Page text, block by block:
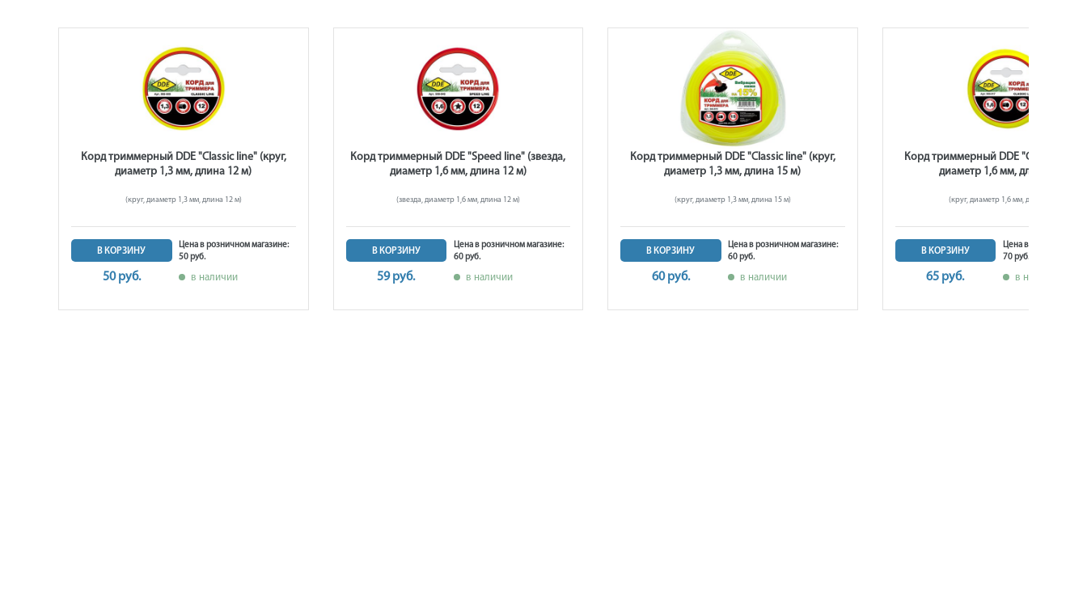
Корд триммерный DDE "Classic line" (круг,
диаметр 1,3 мм, длина 12 м)
(круг, диаметр 1,3 мм, длина 12 м)
В КОРЗИНУ
50 руб.
Цена в розничном магазине:
50 руб.
в наличии
Корд триммерный DDE "Speed line" (звезда,
диаметр 1,6 мм, длина 12 м)
(звезда, диаметр 1,6 мм, длина 12 м)
В КОРЗИНУ
59 руб.
Цена в розничном магазине:
60 руб.
в наличии
Корд триммерный DDE "Classic line" (круг,
диаметр 1,3 мм, длина 15 м)
(круг, диаметр 1,3 мм, длина 15 м)
В КОРЗИНУ
60 руб.
Цена в розничном магазине:
60 руб.
в наличии
Корд триммерный DDE "Classic line"
диаметр 1,6 мм, длина 12 м)
(круг, диаметр 1,6 мм, длина 12 м)
В КОРЗИНУ
65 руб.
Цена в розничном
70 руб.
в наличии